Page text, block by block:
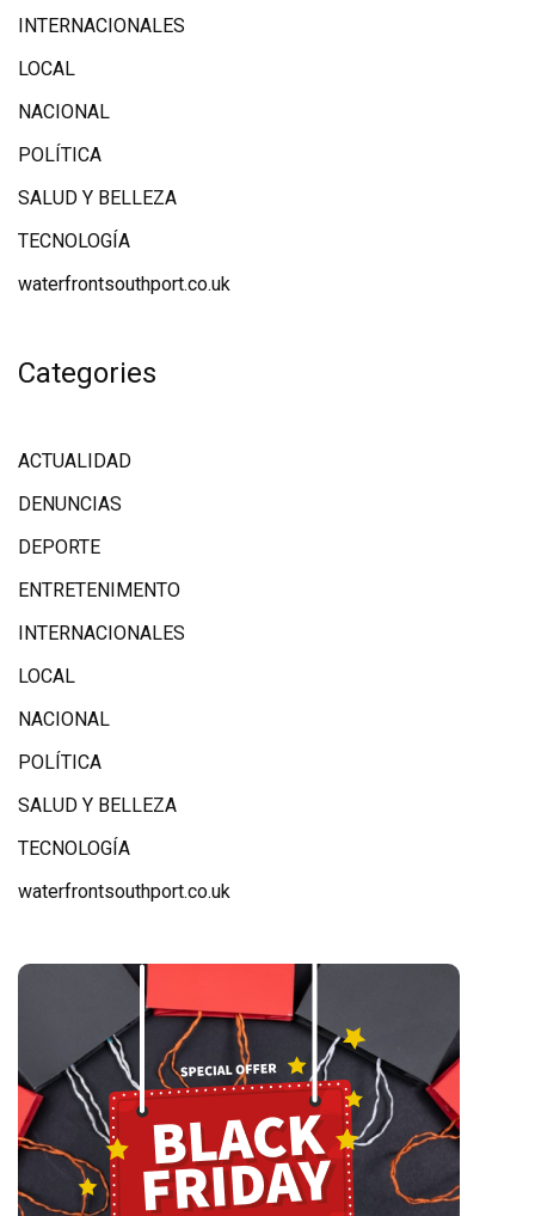
INTERNACIONALES
LOCAL
NACIONAL
POLÍTICA
SALUD Y BELLEZA
TECNOLOGÍA
waterfrontsouthport.co.uk
Categories
ACTUALIDAD
DENUNCIAS
DEPORTE
ENTRETENIMENTO
INTERNACIONALES
LOCAL
NACIONAL
POLÍTICA
SALUD Y BELLEZA
TECNOLOGÍA
waterfrontsouthport.co.uk